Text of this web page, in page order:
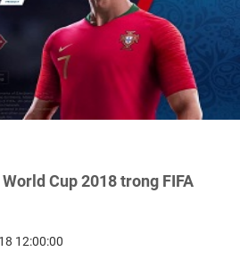
Cup 2018 trong FIFA
12:00:00